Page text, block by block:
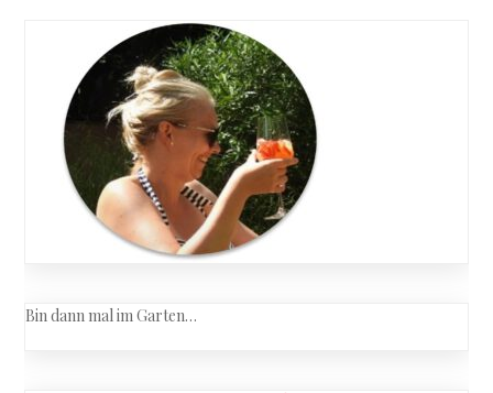
Bin dann mal im Garten…